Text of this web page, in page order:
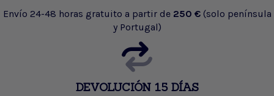
Envío 24-48 horas gratuito a partir de 250 € (solo península
y Portugal)
DEVOLUCIÓN 15 DÍAS